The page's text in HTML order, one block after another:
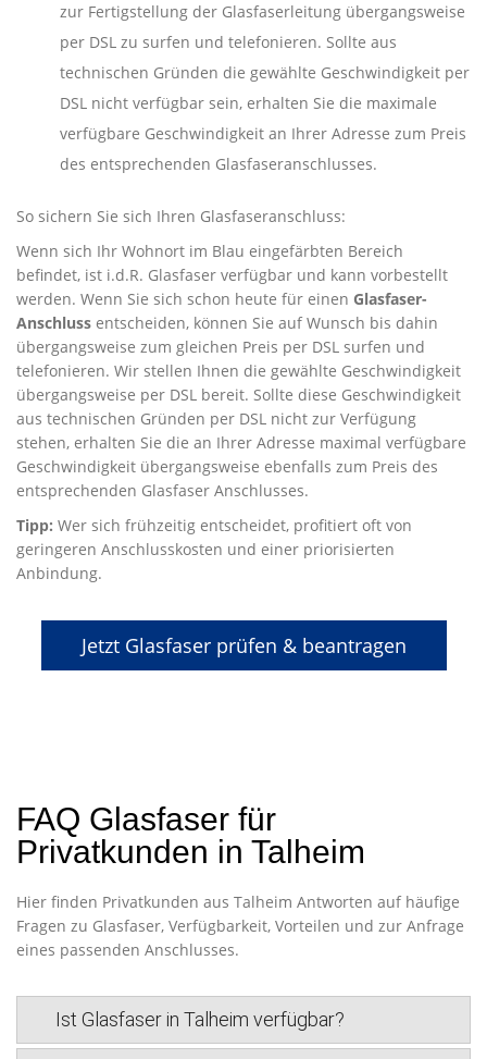
zur Fertigstellung der Glasfaserleitung übergangsweise
per DSL zu surfen und telefonieren. Sollte aus
technischen Gründen die gewählte Geschwindigkeit per
DSL nicht verfügbar sein, erhalten Sie die maximale
verfügbare Geschwindigkeit an Ihrer Adresse zum Preis
des entsprechenden Glasfaseranschlusses.
So sichern Sie sich Ihren Glasfaseranschluss:
Wenn sich Ihr Wohnort im Blau eingefärbten Bereich
befindet, ist i.d.R. Glasfaser verfügbar und kann vorbestellt
werden. Wenn Sie sich schon heute für einen Glasfaser-
Anschluss entscheiden, können Sie auf Wunsch bis dahin
übergangsweise zum gleichen Preis per DSL surfen und
telefonieren. Wir stellen Ihnen die gewählte Geschwindigkeit
übergangsweise per DSL bereit. Sollte diese Geschwindigkeit
aus technischen Gründen per DSL nicht zur Verfügung
stehen, erhalten Sie die an Ihrer Adresse maximal verfügbare
Geschwindigkeit übergangsweise ebenfalls zum Preis des
entsprechenden Glasfaser Anschlusses.
Tipp: Wer sich frühzeitig entscheidet, profitiert oft von
geringeren Anschlusskosten und einer priorisierten
Anbindung.
Jetzt Glasfaser prüfen & beantragen
FAQ Glasfaser für
Privatkunden in Talheim
Hier finden Privatkunden aus Talheim Antworten auf häufige
Fragen zu Glasfaser, Verfügbarkeit, Vorteilen und zur Anfrage
eines passenden Anschlusses.
Ist Glasfaser in Talheim verfügbar?